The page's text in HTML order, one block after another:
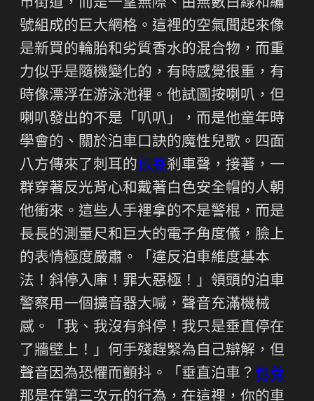
市街道，而是一望無際、由無數白線和編
號組成的巨大網格。這裡的空氣聞起來像
是新買的輪胎和劣質香水的混合物，而重
力似乎是隨機變化的，有時感覺很重，有
時像漂浮在游泳池裡。他試圖按喇叭，但
喇叭發出的不是「叭叭」，而是他童年時
學會的、關於泊車口訣的魔性兒歌。四面
八方傳來了刺耳的包養剎車聲，接著，一
群穿著反光背心和戴著白色安全帽的人朝
他衝來。這些人手裡拿的不是警棍，而是
長長的測量尺和巨大的電子角度儀，臉上
的表情極度嚴肅。「違反泊車維度基本
法！斜停入庫！罪大惡極！」領頭的泊車
警察用一個擴音器大喊，聲音充滿機械
感。「我、我沒有斜停！我只是垂直停在
了牆壁上！」何手殘趕緊為自己辯解，但
聲音因為恐懼而顫抖。「垂直泊車？ 包養
那是在第三次元的行為，在這裡，你的車